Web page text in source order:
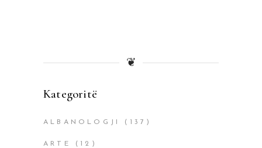
❦
Kategoritë
ALBANOLOGJI (137)
ARTE (12)